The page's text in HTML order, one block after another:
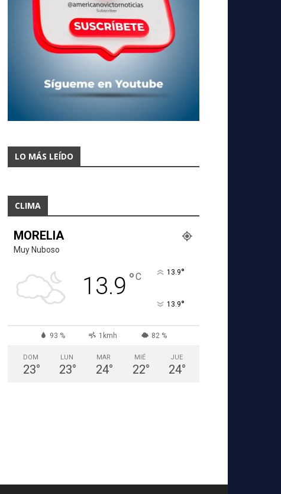
LO MÁS LEÍDO
CLIMA
MORELIA
Muy Nuboso
13.9 °C 13.9°
13.9°
93 % 1kmh 82 %
DOM
23°
LUN
23°
MAR
24°
MIÉ
22°
JUE
24°